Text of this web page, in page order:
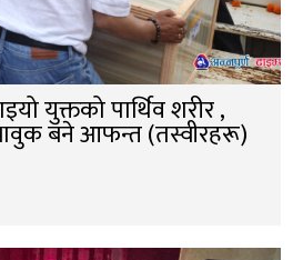
युक्तको पार्थिव शरीर ,
बने आफन्त (तस्वीरहरू)